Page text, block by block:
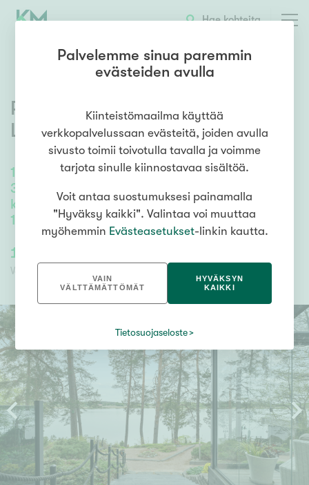
Hae kohteita
151 170m²
3mh, k, oh, takkahuone, erill.wc, kph/wc,
kph/sauna, khh+kuraeteinen (kokonaisala
170 m2)
Pitkäjärvenranta 24,
Laaksolahti,Espoo
1 380 000,00 €
Velaton hinta
Palvelemme sinua paremmin
evästeiden avulla
Kiinteistömaailma käyttää
verkkopalvelussaan evästeitä, joiden avulla
sivusto toimii toivotulla tavalla ja voimme
tarjota sinulle kiinnostavaa sisältöä.
Voit antaa suostumuksesi painamalla
"Hyväksy kaikki". Valintaa voi muuttaa
myöhemmin Evästeasetukset-linkin kautta.
VAIN
VÄLTTÄMÄTTÖMÄT
HYVÄKSYN
KAIKKI
Tietosuojaseloste